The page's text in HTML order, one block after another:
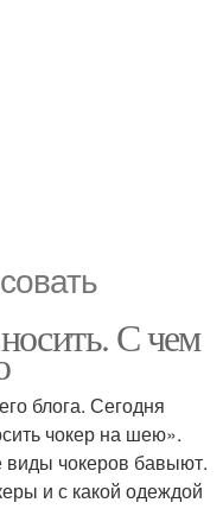
С чем
блога. Сегодня
чокер на шею».
виды чокеров бавыют.
и с какой одеждой